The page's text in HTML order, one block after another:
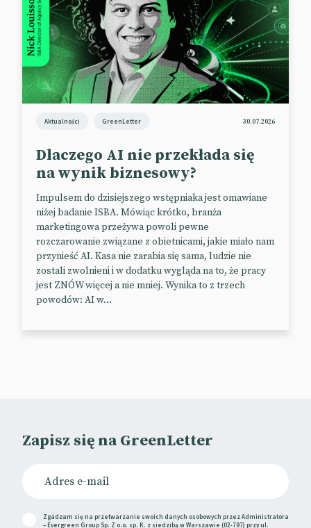
mogą testować jedynie mieszkańcy USA.
📰 Venture Beat
📰Deep Mind
Piękno się nie starzeje
Wiek to tylko liczba? Nie w marketingu.
Metryka ma znaczenie szczególnie w branży beauty,
ceniącej młodość i – z definicji – urodę. Na szczęście
współpracy z agencją Edelman, ma na celu
przełamanie lęku przed starzeniem się, który, jak
YouTube
Aktualności GreenLetter 30.07.2026
Dlaczego AI nie przekłada się
na wynik biznesowy?
Impulsem do dzisiejszego wstępniaka jest omawiane
niżej badanie ISBA. Mówiąc krótko, branża
marketingowa przeżywa powoli pewne
rozczarowanie związane z obietnicami, jakie miało nam
przynieść AI. Kasa nie zarabia się sama, ludzie nie
zostali zwolnieni i w dodatku wygląda na to, że pracy
jest ZNÓW więcej a nie mniej. Wynika to z trzech
powodów: AI w...
Zapisz się na GreenLetter
Zgadzam się na przetwarzanie swoich danych osobowych przez Administratora
– Evergreen Group Sp. Z o.o. sp. K. z siedzibą w Warszawie (02-797) przy ul.